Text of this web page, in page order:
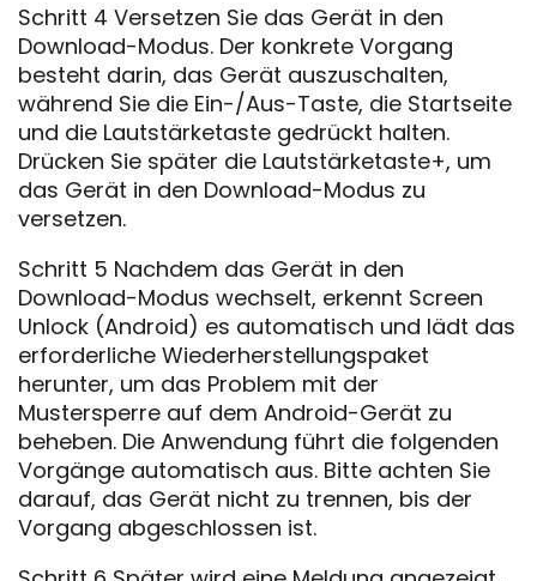
Schritt 4 Versetzen Sie das Gerät in den
Download-Modus. Der konkrete Vorgang
besteht darin, das Gerät auszuschalten,
während Sie die Ein-/Aus-Taste, die Startseite
und die Lautstärketaste gedrückt halten.
Drücken Sie später die Lautstärketaste+, um
das Gerät in den Download-Modus zu
versetzen.
Schritt 5 Nachdem das Gerät in den
Download-Modus wechselt, erkennt Screen
Unlock (Android) es automatisch und lädt das
erforderliche Wiederherstellungspaket
herunter, um das Problem mit der
Mustersperre auf dem Android-Gerät zu
beheben. Die Anwendung führt die folgenden
Vorgänge automatisch aus. Bitte achten Sie
darauf, das Gerät nicht zu trennen, bis der
Vorgang abgeschlossen ist.